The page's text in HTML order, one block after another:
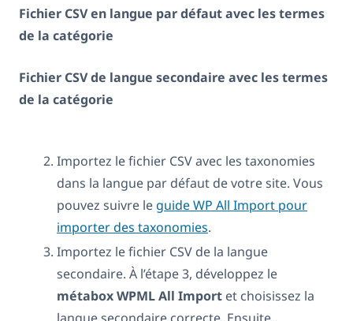
Fichier CSV en langue par défaut avec les termes
de la catégorie
Fichier CSV de langue secondaire avec les termes
de la catégorie
Importez le fichier CSV avec les taxonomies
dans la langue par défaut de votre site. Vous
pouvez suivre le guide WP All Import pour
importer des taxonomies.
Importez le fichier CSV de la langue
secondaire. À l’étape 3, développez le
métabox WPML All Import et choisissez la